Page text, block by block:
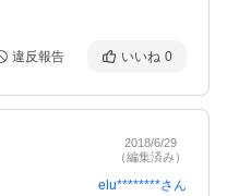
違反報告 いいね 0
2018/6/29
（編集済み）
elu********さん